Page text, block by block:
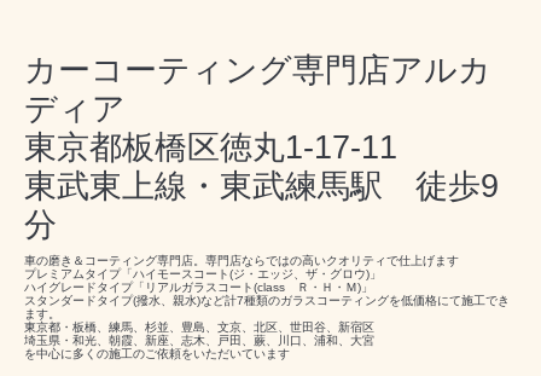
カーコーティング専門店アルカ
ディア
東京都板橋区徳丸1-17-11
東武東上線・東武練馬駅 徒歩9
分
車の磨き＆コーティング専門店。専門店ならではの高いクオリティで仕上げます
プレミアムタイプ「ハイモースコート(ジ・エッジ、ザ・グロウ)」
ハイグレードタイプ「リアルガラスコート(class Ｒ・Ｈ・Ｍ)」
スタンダードタイプ(撥水、親水)など計7種類のガラスコーティングを低価格にて施工でき
ます。
東京都・板橋、練馬、杉並、豊島、文京、北区、世田谷、新宿区
埼玉県・和光、朝霞、新座、志木、戸田、蕨、川口、浦和、大宮
を中心に多くの施工のご依頼をいただいています